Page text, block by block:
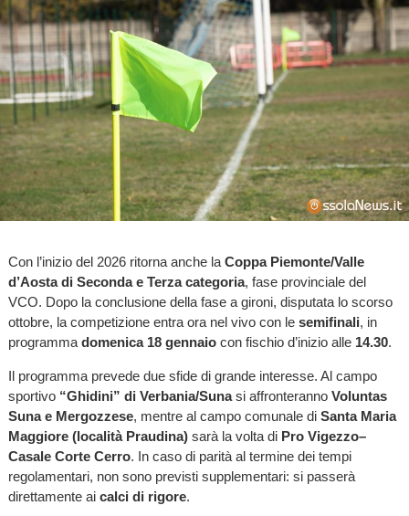
Con l’inizio del 2026 ritorna anche la Coppa Piemonte/Valle
d’Aosta di Seconda e Terza categoria, fase provinciale del
VCO. Dopo la conclusione della fase a gironi, disputata lo scorso
ottobre, la competizione entra ora nel vivo con le semifinali, in
programma domenica 18 gennaiocon fischio d’inizio alle 14.30.
Il programma prevede due sfide di grande interesse. Al campo
sportivo “Ghidini” di Verbania/Sunasi affronteranno Voluntas
Suna e Mergozzese, mentre al campo comunale di Santa Maria
Maggiore (località Praudina)sarà la volta di Pro Vigezzo–
Casale Corte Cerro. In caso di parità al termine dei tempi
regolamentari, non sono previsti supplementari: si passerà
direttamente ai calci di rigore.